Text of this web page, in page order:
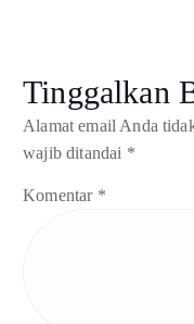
Tinggalkan
Alamat email Anda
wajib ditandai *
Komentar *